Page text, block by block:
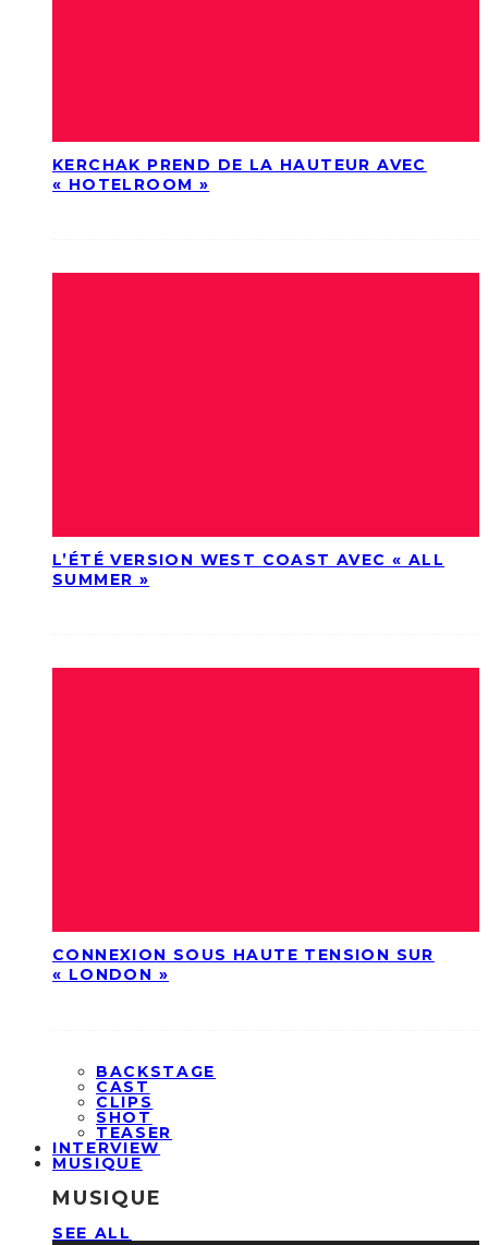
KERCHAK PREND DE LA HAUTEUR AVEC
« HOTELROOM »
L’ÉTÉ VERSION WEST COAST AVEC « ALL
SUMMER »
CONNEXION SOUS HAUTE TENSION SUR
« LONDON »
BACKSTAGE
CAST
CLIPS
SHOT
TEASER
INTERVIEW
MUSIQUE
MUSIQUE
SEE ALL